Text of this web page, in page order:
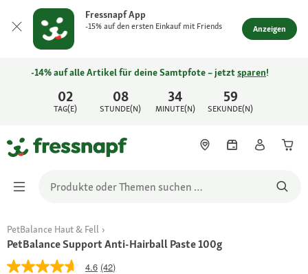
Fressnapf App
-15% auf den ersten Einkauf mit Friends Anzeigen
02
TAG(E)
08
STUNDE(N)
34
MINUTE(N)
59
SEKUNDE(N)
-14% auf alle Artikel für deine Samtpfote – jetztsparen!
PetBalance Haut & Fell
PetBalance Support Anti-Hairball Paste 100g
4.6 (42)